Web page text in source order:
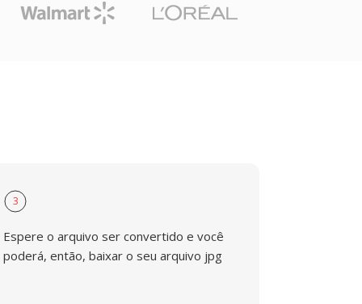
3
Espere o arquivo ser convertido e você
poderá, então, baixar o seu arquivo jpg